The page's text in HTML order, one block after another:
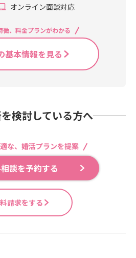
オンライン面談対応
徴、料金プランがわかる
基本情報を見る
検討している方へ
な、婚活プランを提案
談を予約する
請求をする